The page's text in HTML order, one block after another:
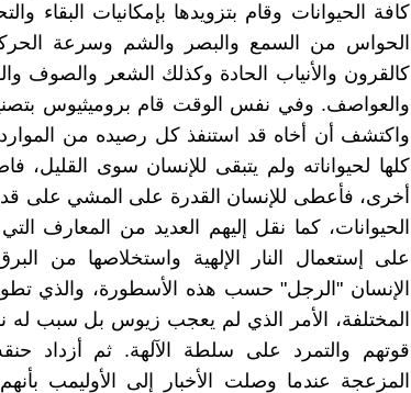
كافة الحيوانات وقام بتزويدها بإمكانيات البقاء
الحواس من السمع والبصر والشم وسرعة
كالقرون والأنياب الحادة وكذلك الشعر والصوف
والعواصف. وفي نفس الوقت قام بروميثيوس
واكتشف أن أخاه قد استنفذ كل رصيده من الموارد
كلها لحيواناته ولم يتبقى للإنسان سوى القليل،
أخرى، فأعطى للإنسان القدرة على المشي على
الحيوانات، كما نقل إليهم العديد من المعارف
على إستعمال النار الإلهية واستخلاصها من
الإنسان "الرجل" حسب هذه الأسطورة، والذي تطور
المختلفة، الأمر الذي لم يعجب زيوس بل سبب له
قوتهم والتمرد على سلطة الآلهة. ثم أزداد
المزعجة عندما وصلت الأخبار إلى الأوليمب